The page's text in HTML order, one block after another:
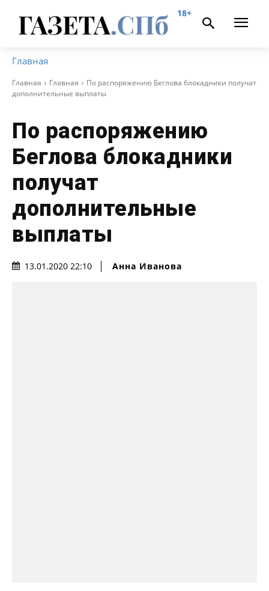
18+
Главная
Главная Главная
По распоряжению Беглова блокадники получат
дополнительные выплаты
По распоряжению
Беглова блокадники
получат
дополнительные
выплаты
13.01.2020 22:10 Анна Иванова